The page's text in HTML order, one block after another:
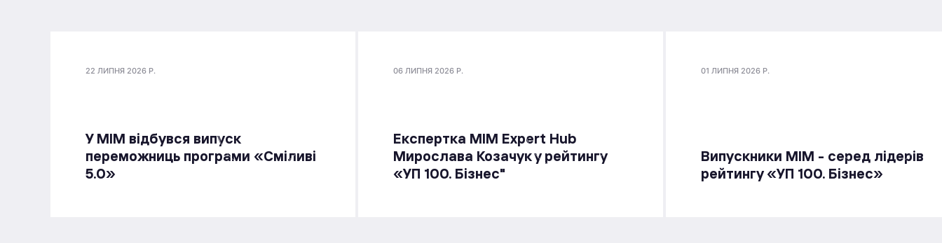
22 ЛИПНЯ 2026 Р.
У МІМ відбувся випуск
переможниць програми «Сміливі
5.0»
06 ЛИПНЯ 2026 Р.
Експертка MIM Expert Hub
Мирослава Козачук у рейтингу
«УП 100. Бізнес"
01 ЛИПНЯ 2026 Р.
Випускники МІМ - серед лідерів
рейтингу «УП 100. Бізнес»